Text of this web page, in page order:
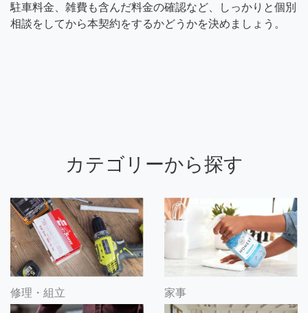
駐車料金、雑費も含んだ料金の確認など、しっかりと個別
相談をしてから本契約をするかどうかを決めましょう。
カテゴリーから探す
修理・組立 家事